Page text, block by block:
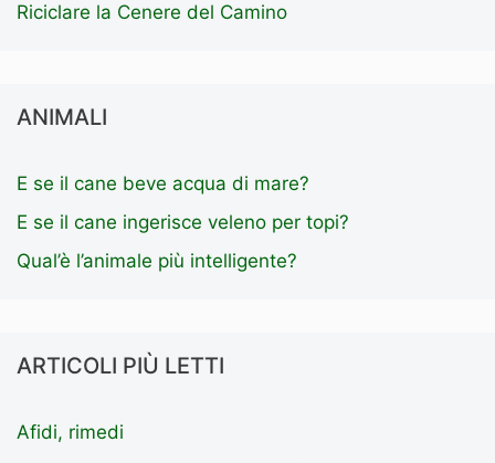
Riciclare la Cenere del Camino
ANIMALI
E se il cane beve acqua di mare?
E se il cane ingerisce veleno per topi?
Qual’è l’animale più intelligente?
ARTICOLI PIÙ LETTI
Afidi, rimedi